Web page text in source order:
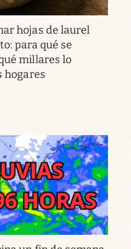
hojas de laurel
para qué se
millares lo
hogares